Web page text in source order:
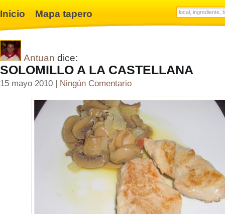
Inicio Mapa tapero
Antuan dice:
SOLOMILLO A LA CASTELLANA
15 mayo 2010 | Ningún Comentario